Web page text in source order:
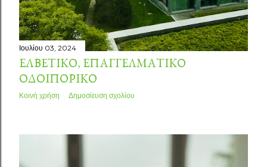
Ιουλίου 03, 2024
ΕΛΒΕΤΙΚΌ, ΕΠΑΓΓΕΛΜΑΤΙΚΌ
ΟΔΟΙΠΟΡΙΚΌ
Κοινή χρήση Δημοσίευση σχολίου